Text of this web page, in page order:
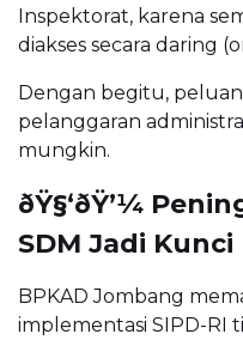
Inspektorat, karena
diakses secara daring
Dengan begitu,
pelanggaran
mungkin.
ðŸ§‘ðŸ’¼
SDM Jadi Kunci
BPKAD Jombang
implementasi SIPD-RI